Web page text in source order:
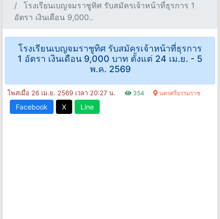
โรงเรียนเบญจมราชูทิศ รับสมัครเจ้าหน้าที่ธุรการ 1
อัตรา เงินเดือน 9,000..
โรงเรียนเบญจมราชูทิศ รับสมัครเจ้าหน้าที่ธุรการ
1 อัตรา เงินเดือน 9,000 บาท ตั้งแต่ 24 เม.ย. - 5
พ.ค. 2569
โพสเมื่อ 26 เม.ย. 2569 เวลา 20:27 น. 354 นครศรีธรรมราช
Facebook X Line